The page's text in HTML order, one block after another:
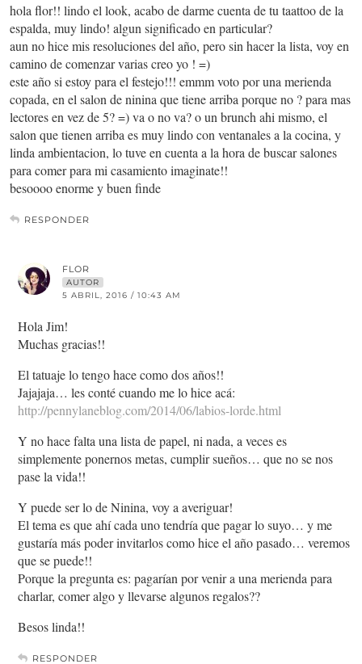
hola flor!! lindo el look, acabo de darme cuenta de tu taattoo de la
espalda, muy lindo! algun significado en particular?
aun no hice mis resoluciones del año, pero sin hacer la lista, voy en
camino de comenzar varias creo yo ! =)
este año si estoy para el festejo!!! emmm voto por una merienda
copada, en el salon de ninina que tiene arriba porque no ? para mas
lectores en vez de 5? =) va o no va? o un brunch ahi mismo, el
salon que tienen arriba es muy lindo con ventanales a la cocina, y
linda ambientacion, lo tuve en cuenta a la hora de buscar salones
para comer para mi casamiento imaginate!!
besoooo enorme y buen finde
RESPONDER
FLOR
AUTOR
5 ABRIL, 2016 / 10:43 AM
Hola Jim!
Muchas gracias!!
El tatuaje lo tengo hace como dos años!!
Jajajaja… les conté cuando me lo hice acá:
http://pennylaneblog.com/2014/06/labios-lorde.html
Y no hace falta una lista de papel, ni nada, a veces es
simplemente ponernos metas, cumplir sueños… que no se nos
pase la vida!!
Y puede ser lo de Ninina, voy a averiguar!
El tema es que ahí cada uno tendría que pagar lo suyo… y me
gustaría más poder invitarlos como hice el año pasado… veremos
que se puede!!
Porque la pregunta es: pagarían por venir a una merienda para
charlar, comer algo y llevarse algunos regalos??
Besos linda!!
RESPONDER